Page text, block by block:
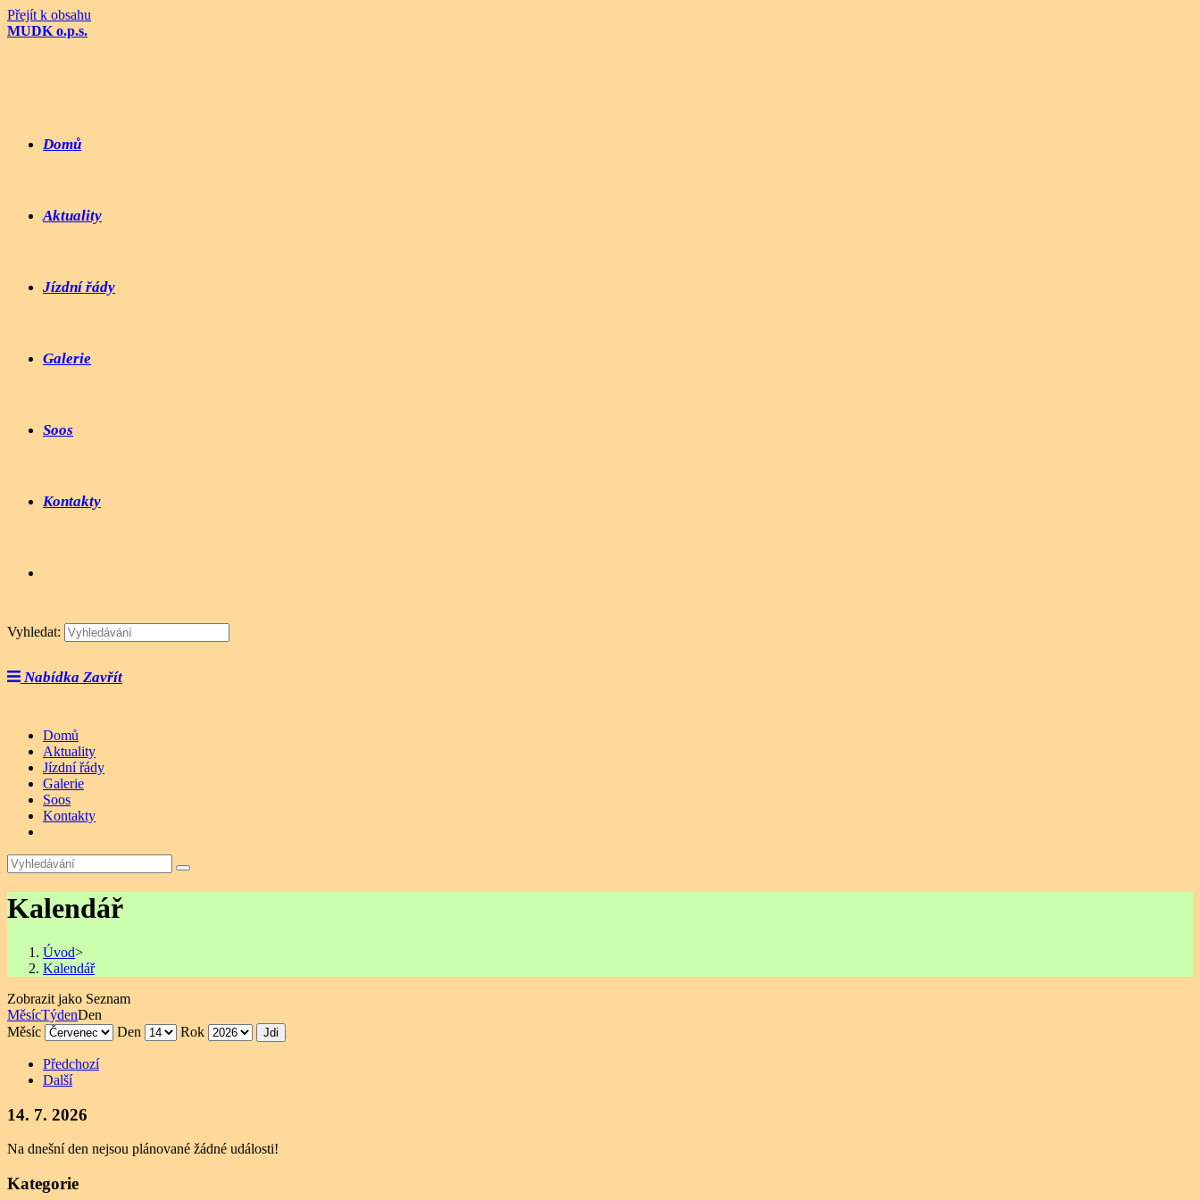
Přejít k obsahu
MUDK o.p.s.
Domů
Aktuality
Jízdní řády
Galerie
Soos
Kontakty
Vyhledat:
Nabídka Zavřít
Domů
Aktuality
Jízdní řády
Galerie
Soos
Kontakty
Kalendář
Úvod>
Kalendář
Zobrazit jako Seznam
MěsícTýdenDen
Měsíc
Den Rok
Předchozí
Další
14. 7. 2026
Na dnešní den nejsou plánované žádné události!
Kategorie